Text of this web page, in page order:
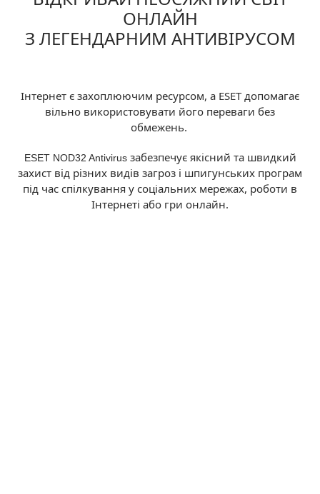
ОНЛАЙН
З ЛЕГЕНДАРНИМ АНТИВІРУСОМ
Інтернет є захоплюючим ресурсом, а ESET допомагає
вільно використовувати його переваги без
обмежень.
ESET NOD32 Antivirusзабезпечує якісний та швидкий
захист від різних видів загроз і шпигунських програм
під час спілкування у соціальних мережах, роботи в
Інтернеті або гри онлайн.